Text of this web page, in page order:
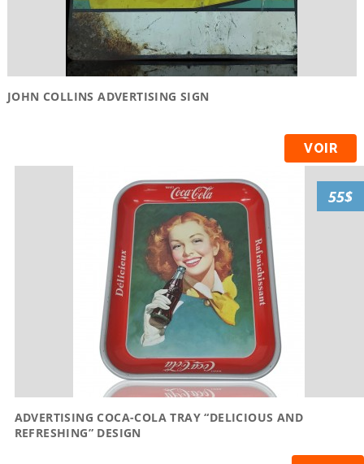
JOHN COLLINS ADVERTISING SIGN
VOIR
ADVERTISING COCA-COLA TRAY “DELICIOUS AND
REFRESHING” DESIGN
55$